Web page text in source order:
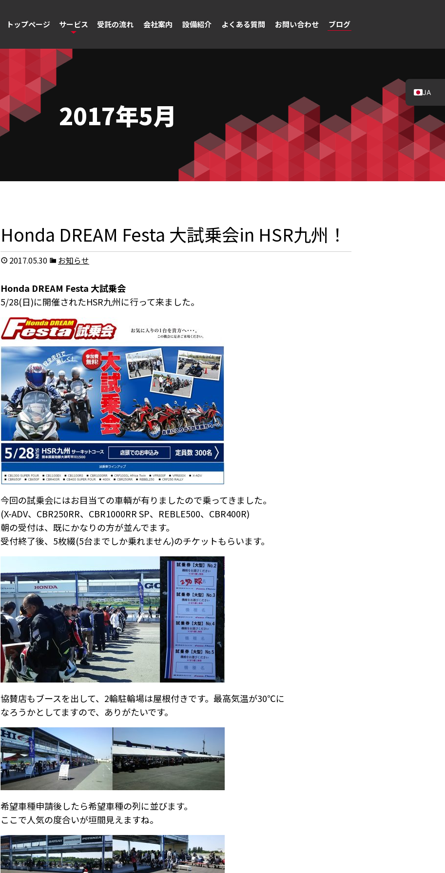
トップページ サービス 受託の流れ 会社案内 設備紹介 よくある質問 お問い合わせ ブログ
2017年5月
Honda DREAM Festa 大試乗会in HSR九州！
2017.05.30 お知らせ
Honda DREAM Festa 大試乗会
5/28(日)に開催されたHSR九州に行って来ました。
今回の試乗会にはお目当ての車輌が有りましたので乗ってきました。
(X-ADV、CBR250RR、CBR1000RR SP、REBLE500、CBR400R)
朝の受付は、既にかなりの方が並んでます。
受付終了後、5枚綴(5台までしか乗れません)のチケットもらいます。
協賛店もブースを出して、2輪駐輪場は屋根付きです。最高気温が30℃に
なろうかとしてますので、ありがたいです。
希望車種申請後したら希望車種の列に並びます。
ここで人気の度合いが垣間見えますね。
JA
EN